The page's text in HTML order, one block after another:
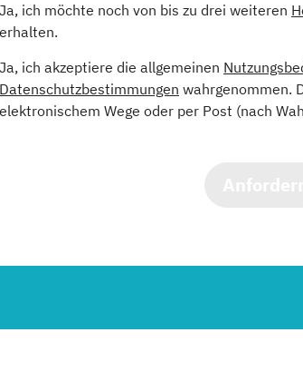
Ja, ich möchte noch von bis zu drei weiteren
erhalten.
Ja, ich akzeptiere die allgemeinen
Datenschutzbestimmungen wahrgenommen.
elektronischem Wege oder per Post (nach